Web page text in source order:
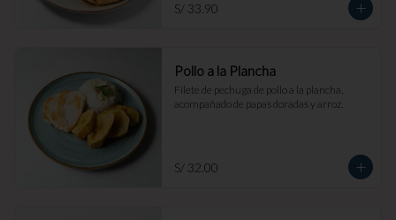
S/ 33.90
Pollo a la Plancha
Filete de pechuga de pollo a la plancha,
acompañado de papas doradas y arroz.
S/ 32.00